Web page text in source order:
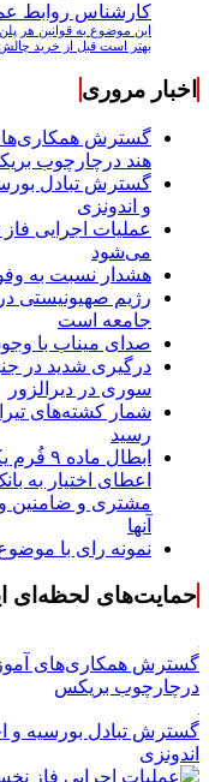
کارشناس روابط
این موضوع به قوانین هر
بهتر است قبل از خرید
اخبار مروری
گسترش
هند درچارچوب
گسترش تبادل
و اندونزی
عملیات اجرایی
می‌شود
هشدار نسبت به
رژیم صهیونیستی
جامعه است
صدای میناب با
سوری در دیرالزور
رسید
ابطال
اعطای اختیار به
مشتری و ضامنین و
آنها
نمونه رای با
حمایت‌های لحظه‌ای
گسترش همکاری‌های
درچارچوب بریکس
گسترش تبادل بورسیه و
اندونزی